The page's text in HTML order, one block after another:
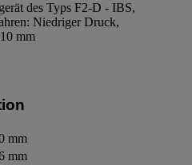
des Typs F2-D - IBS,
Niedriger Druck,
mm
mm
mm